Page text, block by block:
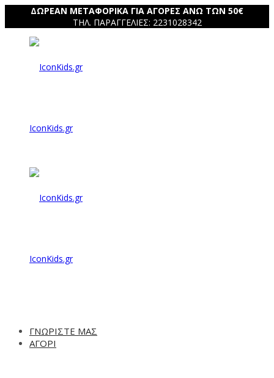
ΔΩΡΕΑΝ ΜΕΤΑΦΟΡΙΚΑ ΓΙΑ ΑΓΟΡΕΣ ΑΝΩ ΤΩΝ 50€
ΤΗΛ. ΠΑΡΑΓΓΕΛΙΕΣ: 2231028342
IconKids.gr
IconKids.gr
ΓΝΩΡΙΣΤΕ ΜΑΣ
ΑΓΟΡΙ